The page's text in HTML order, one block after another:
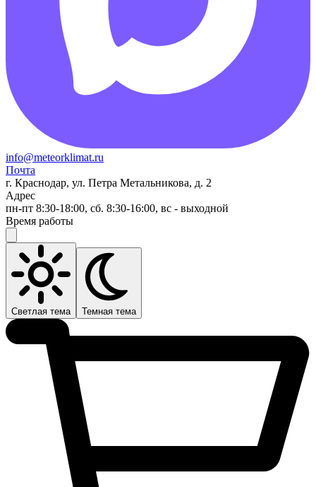
info@meteorklimat.ru
Почта
г. Краснодар, ул. Петра Метальникова, д. 2
Адрес
пн-пт 8:30-18:00, сб. 8:30-16:00, вс - выходной
Время работы
Светлая тема Темная тема